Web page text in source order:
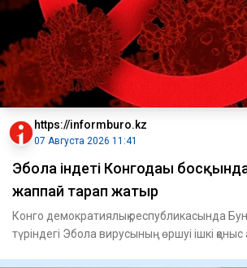
https://informburo.kz
07 Августа 2026 11:41
Эбола індеті Конгодағы
жаппай тарап жатыр
Конго демократиялық республикасында
түріндегі Эбола вирусының өршуі ішкі